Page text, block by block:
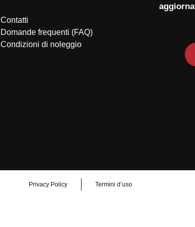
Contatti
Domande frequenti (FAQ)
Condizioni di noleggio
Privacy Policy Termini d’uso